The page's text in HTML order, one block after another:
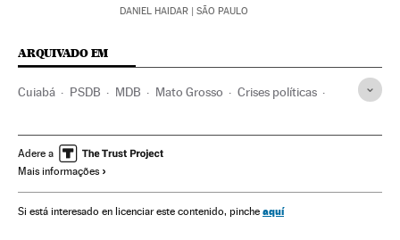
DANIEL HAIDAR | SÃO PAULO
ARQUIVADO EM
Cuiabá PSDB MDB Mato Grosso Crises políticas
Corrupção Partidos políticos
América Latina
Delitos História Política Justiça
Adere a
Mais informações
Si está interesado en licenciar este contenido, pinche aquí